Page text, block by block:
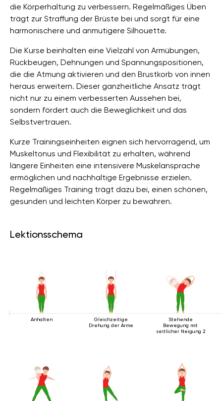
die Körperhaltung zu verbessern. Regelmäßiges Üben
trägt zur Straffung der Brüste bei und sorgt für eine
harmonischere und anmutigere Silhouette.
Die Kurse beinhalten eine Vielzahl von Armübungen,
Rückbeugen, Dehnungen und Spannungspositionen,
die die Atmung aktivieren und den Brustkorb von innen
heraus erweitern. Dieser ganzheitliche Ansatz trägt
nicht nur zu einem verbesserten Aussehen bei,
sondern fördert auch die Beweglichkeit und das
Selbstvertrauen.
Kurze Trainingseinheiten eignen sich hervorragend, um
Muskeltonus und Flexibilität zu erhalten, während
längere Einheiten eine intensivere Muskelansprache
ermöglichen und nachhaltige Ergebnisse erzielen.
Regelmäßiges Training trägt dazu bei, einen schönen,
gesunden und leichten Körper zu bewahren.
Lektionsschema
Anhalten
Gleichzeitige
Drehung der Arme
Stehende
Bewegung mit
seitlicher Neigung 2